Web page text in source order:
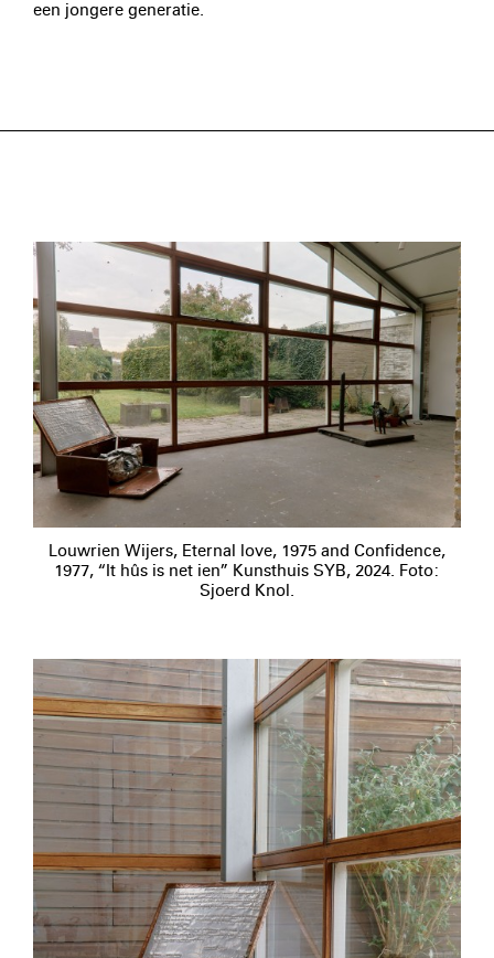
een jongere generatie.
Louwrien Wijers, Eternal love, 1975 and Confidence,
1977, “It hûs is net ien” Kunsthuis SYB, 2024. Foto:
Sjoerd Knol.